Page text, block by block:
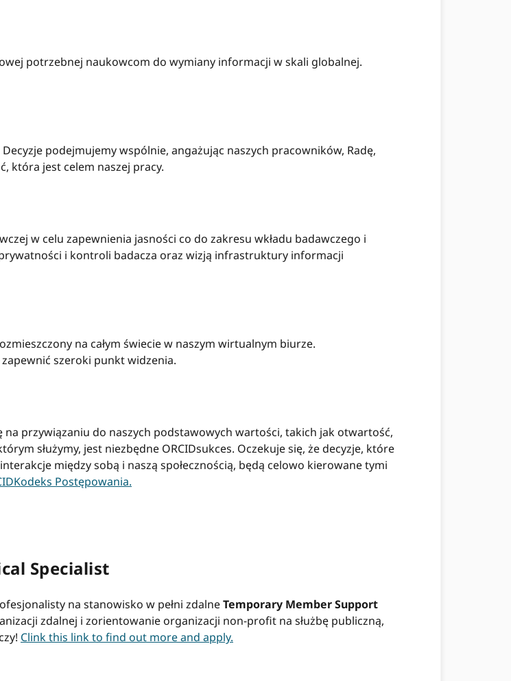
potrzebnej naukowcom do wymiany informacji w skali globalnej.
podejmujemy wspólnie, angażując naszych pracowników, Radę,
która jest celem naszej pracy.
w celu zapewnienia jasności co do zakresu wkładu badawczego i
i kontroli badacza oraz wizją infrastruktury informacji
na całym świecie w naszym wirtualnym biurze.
szeroki punkt widzenia.
na przywiązaniu do naszych podstawowych wartości, takich jak otwartość,
służymy, jest niezbędne ORCIDsukces. Oczekuje się, że decyzje, które
między sobą i naszą społecznością, będą celowo kierowane tymi
Postępowania.
Specialist
na stanowisko w pełni zdalneTemporary Member Support
zdalnej i zorientowanie organizacji non-profit na służbę publiczną,
Clink this link to find out more and apply.